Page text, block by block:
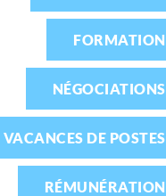
FORMATION
NÉGOCIATIONS
VACANCES DE POSTES
RÉMUNÉRATION